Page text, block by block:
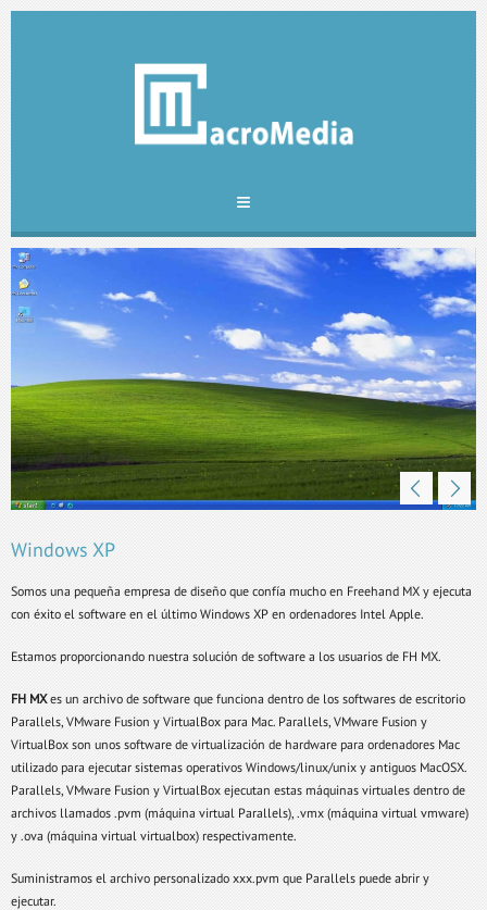
Windows XP
Somos una pequeña empresa de diseño que confía mucho en Freehand MX y ejecuta
con éxito el software en el último Windows XP en ordenadores Intel Apple.
Estamos proporcionando nuestra solución de software a los usuarios de FH MX.
FH MXes un archivo de software que funciona dentro de los softwares de escritorio
Parallels, VMware Fusion y VirtualBox para Mac. Parallels, VMware Fusion y
VirtualBox son unos software de virtualización de hardware para ordenadores Mac
utilizado para ejecutar sistemas operativos Windows/linux/unix y antiguos MacOSX.
Parallels, VMware Fusion y VirtualBox ejecutan estas máquinas virtuales dentro de
archivos llamados .pvm (máquina virtual Parallels), .vmx (máquina virtual vmware)
y .ova (máquina virtual virtualbox) respectivamente.
Suministramos el archivo personalizado xxx.pvm que Parallels puede abrir y
ejecutar.